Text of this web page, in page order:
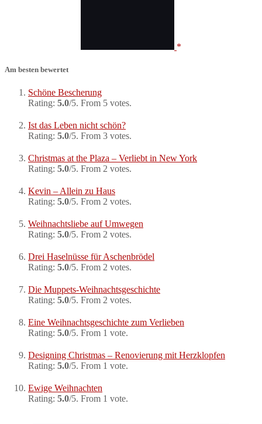
Am besten bewertet
Schöne Bescherung
Rating: 5.0/5. From 5 votes.
Ist das Leben nicht schön?
Rating: 5.0/5. From 3 votes.
Christmas at the Plaza – Verliebt in New York
Rating: 5.0/5. From 2 votes.
Kevin – Allein zu Haus
Rating: 5.0/5. From 2 votes.
Weihnachtsliebe auf Umwegen
Rating: 5.0/5. From 2 votes.
Drei Haselnüsse für Aschenbrödel
Rating: 5.0/5. From 2 votes.
Die Muppets-Weihnachtsgeschichte
Rating: 5.0/5. From 2 votes.
Eine Weihnachtsgeschichte zum Verlieben
Rating: 5.0/5. From 1 vote.
Designing Christmas – Renovierung mit Herzklopfen
Rating: 5.0/5. From 1 vote.
Ewige Weihnachten
Rating: 5.0/5. From 1 vote.